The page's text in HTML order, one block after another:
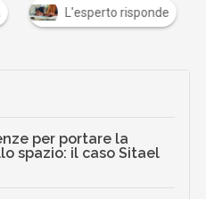
L'esperto risponde
per portare la
spazio: il caso Sitael